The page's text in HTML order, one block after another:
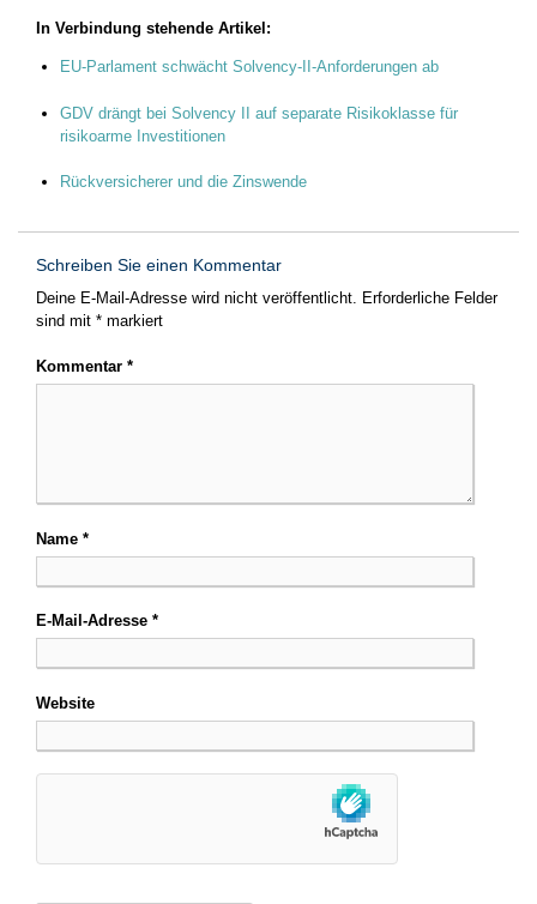
In Verbindung stehende Artikel:
EU-Parlament schwächt Solvency-II-Anforderungen ab
GDV drängt bei Solvency II auf separate Risikoklasse für
risikoarme Investitionen
Rückversicherer und die Zinswende
Schreiben Sie einen Kommentar
Deine E-Mail-Adresse wird nicht veröffentlicht. Erforderliche Felder
sind mit * markiert
Kommentar *
Name *
E-Mail-Adresse *
Website